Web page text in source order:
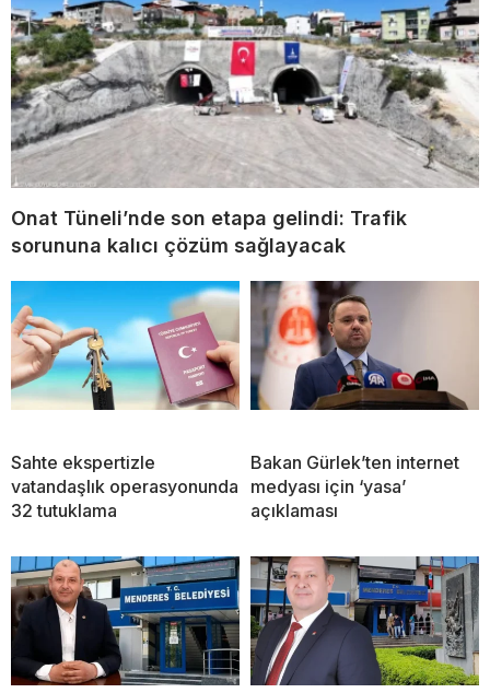
Onat Tüneli’nde son etapa gelindi: Trafik
sorununa kalıcı çözüm sağlayacak
Sahte ekspertizle
vatandaşlık operasyonunda
32 tutuklama
Bakan Gürlek’ten internet
medyası için ‘yasa’
açıklaması